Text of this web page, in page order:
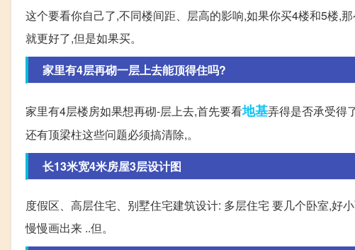
这个要看你自己了,不同楼间距、层高的影响,如果你买4楼和5楼,
就更好了,但是如果买。
家里有4层再砌一层上去能顶得住吗?
家里有4层楼房如果想再砌-层上去,首先要看地基弄得是否承受得
还有顶梁柱这些问题必须搞清除,。
长13米宽4米房屋3层设计图
度假区、高层住宅、别墅住宅建筑设计: 多层住宅 要几个卧室,好
慢慢画出来 ..但。